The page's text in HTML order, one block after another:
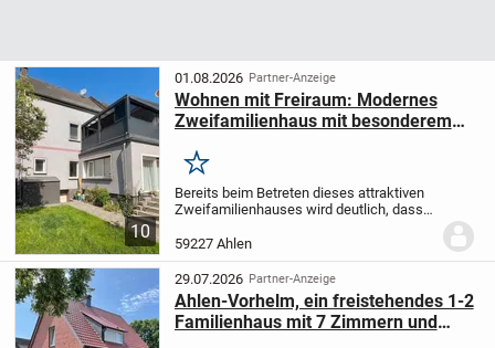
10
01.08.2026 Partner-Anzeige
Wohnen mit Freiraum: Modernes
Zweifamilienhaus mit besonderem
Merken
Bereits beim Betreten dieses attraktiven
Zweifamilienhauses wird deutlich, dass
und ein durchdachtes Raumkonzept
aufeinandertreffen. Die Immobilie
befindet...
59227 Ahlen
29.07.2026 Partner-Anzeige
Ahlen-Vorhelm, ein freistehendes 1-2
Familienhaus mit 7 Zimmern und